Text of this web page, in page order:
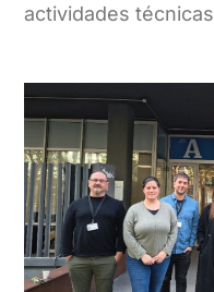
actividades